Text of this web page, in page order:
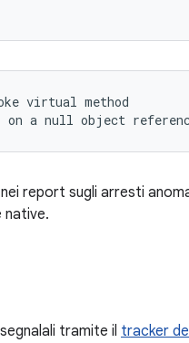
virtual method
a null object
report sugli arresti
native.
tramite il tracker